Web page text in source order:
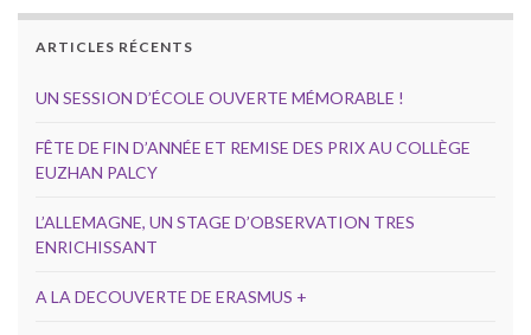
ARTICLES RÉCENTS
UN SESSION D’ÉCOLE OUVERTE MÉMORABLE !
FÊTE DE FIN D’ANNÉE ET REMISE DES PRIX AU COLLÈGE
EUZHAN PALCY
L’ALLEMAGNE, UN STAGE D’OBSERVATION TRES
ENRICHISSANT
A LA DECOUVERTE DE ERASMUS +